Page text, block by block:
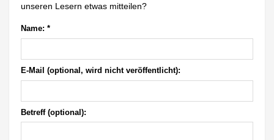
unseren Lesern etwas mitteilen?
Name: *
E-Mail (optional, wird nicht veröffentlicht):
Betreff (optional):